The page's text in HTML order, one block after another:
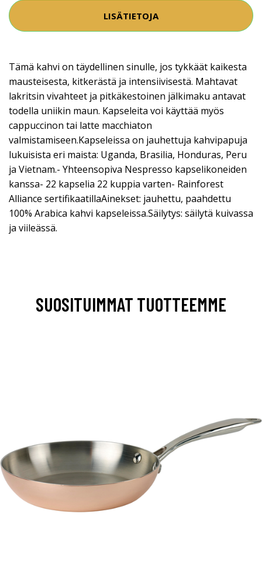
LISÄTIETOJA
Tämä kahvi on täydellinen sinulle, jos tykkäät kaikesta
mausteisesta, kitkerästä ja intensiivisestä. Mahtavat
lakritsin vivahteet ja pitkäkestoinen jälkimaku antavat
todella uniikin maun. Kapseleita voi käyttää myös
cappuccinon tai latte macchiaton
valmistamiseen.Kapseleissa on jauhettuja kahvipapuja
lukuisista eri maista: Uganda, Brasilia, Honduras, Peru
ja Vietnam.- Yhteensopiva Nespresso kapselikoneiden
kanssa- 22 kapselia 22 kuppia varten- Rainforest
Alliance sertifikaatillaAinekset: jauhettu, paahdettu
100% Arabica kahvi kapseleissa.Säilytys: säilytä kuivassa
ja viileässä.
SUOSITUIMMAT TUOTTEEMME